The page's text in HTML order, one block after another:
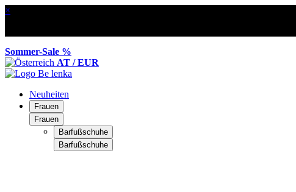
×
Sommer-Sale %
AT / EUR
Neuheiten
Frauen
Frauen
Barfußschuhe
Barfußschuhe